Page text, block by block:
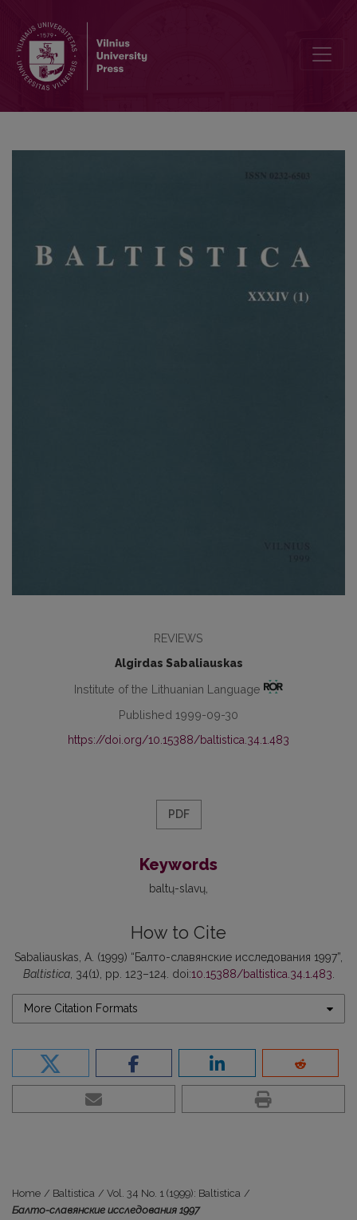
REVIEWS
Algirdas Sabaliauskas
Institute of the Lithuanian Language
Published 1999-09-30
https://doi.org/10.15388/baltistica.34.1.483
PDF
Keywords
baltų-slavų
How to Cite
Sabaliauskas, A. (1999) “Балто-славянские исследования 1997”,
Baltistica, 34(1), pp. 123–124. doi:10.15388/baltistica.34.1.483
More Citation Formats
Home / Baltistica / Vol. 34 No. 1 (1999): Baltistica /
Балто-славянские исследования 1997